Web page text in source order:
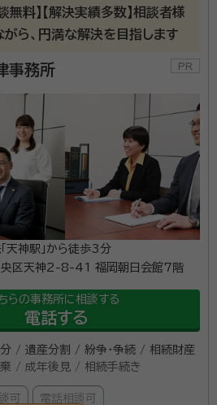
ドバイザー アンガーコントロールスペシャ
セラー 不登校訪問専門員 M&Aシニアエキ
テーター パーソナルカラー&色彩心理認定
バイザー 薬膳・漢方&アロマセラピー&メデ
労務管理士 グリーフカウンセリング養成
入所 2016年4月 香川県弁護士会
2019年5月～2020年3月 矯正研修所高
月 小早川法律事務所退所 2020年4月
律事務所設立
みを一緒に共有し、ご相談様と一緒に
り少しでもよい状況になられるように
思っております。 一人で悩ま
ちと一緒に踏み出すことで、明るい
を、私たちは願っております。
無料】【解決実績多数】相談者様
ら、円満な解決を目指します
事務所
天神駅」から徒歩3分
央区天神2-8-41 福岡朝日会館7階
らの事務所に相談する
電話する
/ 遺産分割 / 紛争・争続 / 相続財産
/ 成年後見 / 相続手続き
可 電話相談可